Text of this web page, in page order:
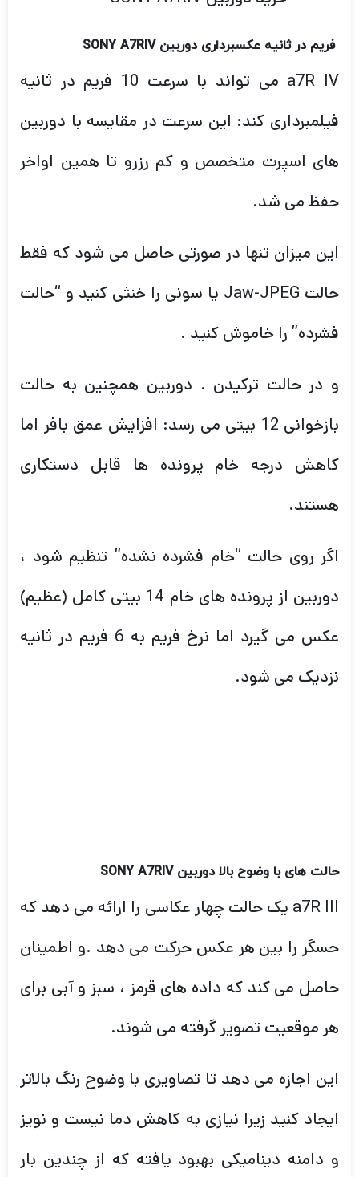
فریم در ثانیه عکسبرداری دوربینSONY A7RIV
a7R IV می تواند با سرعت 10 فریم در ثانیه
فیلمبرداری کند: این سرعت در مقایسه با دوربین
های اسپرت متخصص و کم رزرو تا همین اواخر
حفظ می شد.
این میزان تنها در صورتی حاصل می شود که فقط
حالت Jaw-JPEG یا سونی را خنثی کنید و “حالت
فشرده” را خاموش کنید .
و در حالت ترکیدن . دوربین همچنین به حالت
بازخوانی 12 بیتی می رسد: افزایش عمق بافر اما
کاهش درجه خام پرونده ها قابل دستکاری
هستند.
اگر روی حالت “خام فشرده نشده” تنظیم شود ،
دوربین از پرونده های خام 14 بیتی کامل (عظیم)
عکس می گیرد اما نرخ فریم به 6 فریم در ثانیه
نزدیک می شود.
حالت های با وضوح بالا دوربینSONY A7RIV
a7R III یک حالت چهار عکاسی را ارائه می دهد که
حسگر را بین هر عکس حرکت می دهد .و اطمینان
حاصل می کند که داده های قرمز ، سبز و آبی برای
هر موقعیت تصویر گرفته می شوند.
این اجازه می دهد تا تصاویری با وضوح رنگ بالاتر
ایجاد کنید زیرا نیازی به کاهش دما نیست و نویز
و دامنه دینامیکی بهبود یافته که از چندین بار